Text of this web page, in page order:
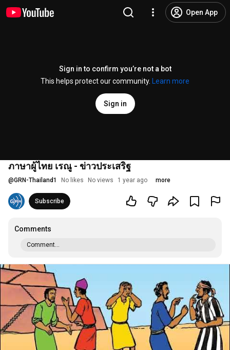
Open App
Sign in to confirm you’re not a bot
This helps protect our community.
Learn more
Sign in
ภาษาผู้ไทย เรณู - ข่าวประเสริฐ
@GRN-Thailand1 No likes No views 1 year ago more
Subscribe
Comments
Comment...